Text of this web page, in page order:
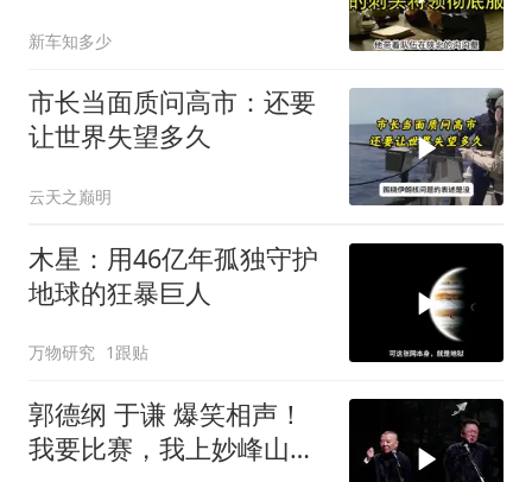
新车知多少
市长当面质问高市：还要
让世界失望多久
云天之巅明
木星：用46亿年孤独守护
地球的狂暴巨人
万物研究 1跟贴
郭德纲 于谦 爆笑相声！
我要比赛，我上妙峰山干